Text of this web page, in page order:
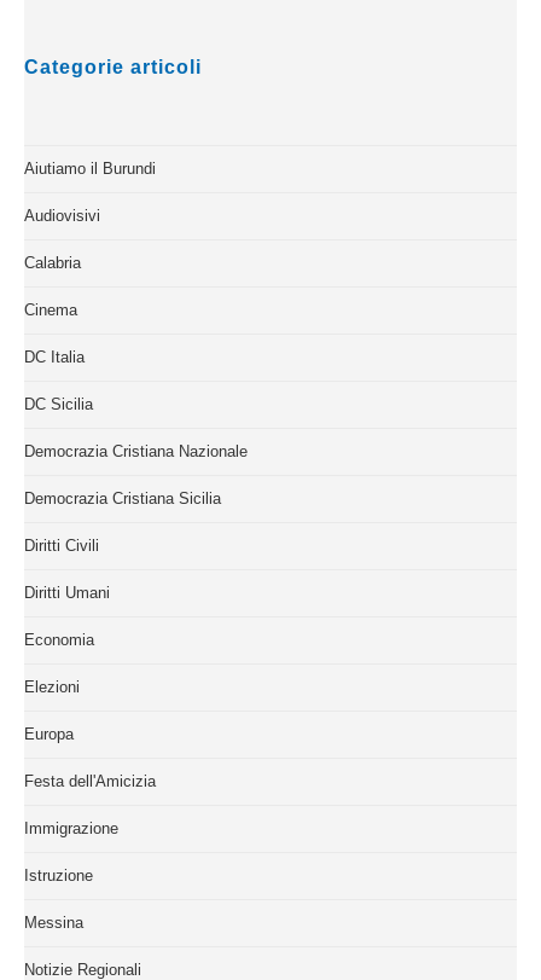
Categorie articoli
Aiutiamo il Burundi
Audiovisivi
Calabria
Cinema
DC Italia
DC Sicilia
Democrazia Cristiana Nazionale
Democrazia Cristiana Sicilia
Diritti Civili
Diritti Umani
Economia
Elezioni
Europa
Festa dell'Amicizia
Immigrazione
Istruzione
Messina
Notizie Regionali